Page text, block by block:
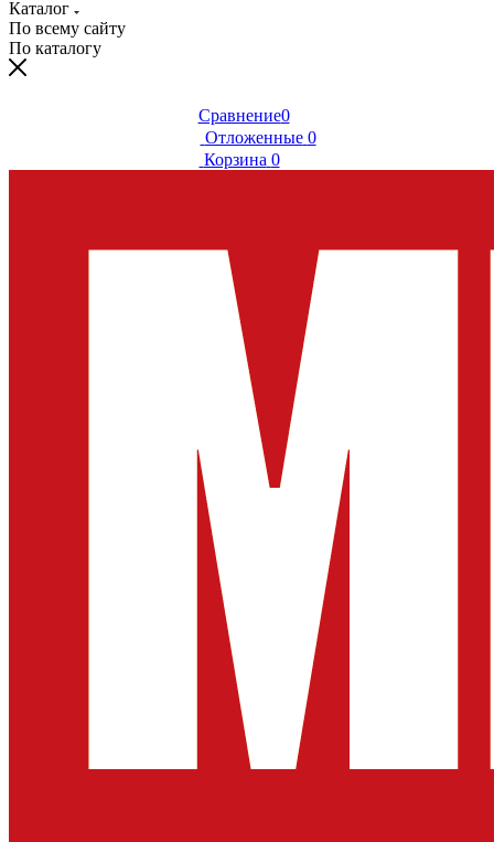
Каталог
По всему сайту
По каталогу
Сравнение0
Отложенные 0
Корзина 0